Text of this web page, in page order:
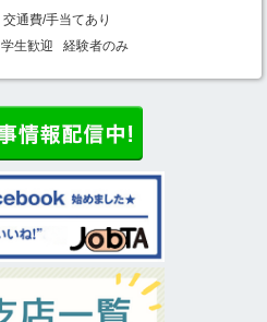
交通費/手当てあり
学生歓迎 経験者のみ